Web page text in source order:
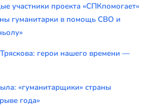
участники проекта «СПКпомогает»
гуманитарки в помощь СВО и
герои нашего времени —
«гуманитарщики» страны
года»